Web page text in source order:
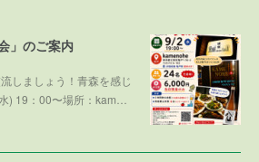
」のご案内
しましょう！青森を感じ
) 19：00〜場所：kam…